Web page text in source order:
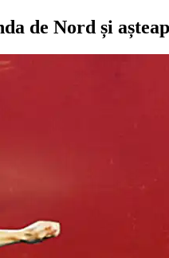
de Nord și